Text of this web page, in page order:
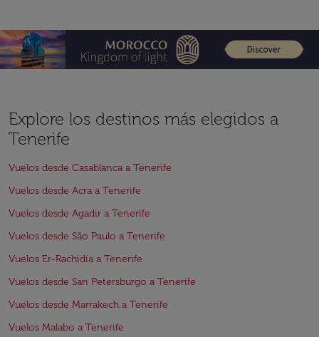
Explore los destinos más elegidos a
Tenerife
Vuelos desde Casablanca a Tenerife
Vuelos desde Acra a Tenerife
Vuelos desde Agadir a Tenerife
Vuelos desde São Paulo a Tenerife
Vuelos Er-Rachidía a Tenerife
Vuelos desde San Petersburgo a Tenerife
Vuelos desde Marrakech a Tenerife
Vuelos Malabo a Tenerife